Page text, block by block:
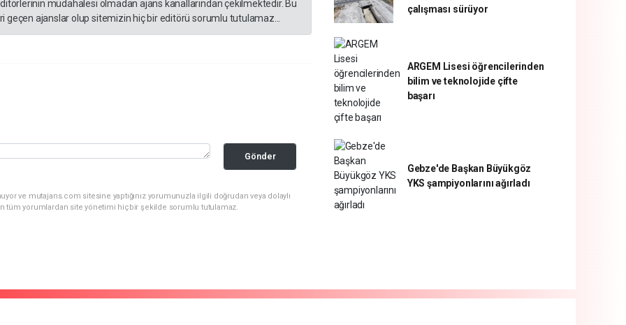
müdahalesi olmadan ajans kanallarından çekilmektedir. Bu
ajanslar olup sitemizin hiç bir editörü sorumlu tutulamaz...
Gönder
ve mutajans.com sitesine yaptığınız yorumunuzla ilgili doğrudan veya dolaylı
tüm yorumlardan site yönetimi hiçbir şekilde sorumlu tutulamaz.
çalışması sürüyor
ARGEM Lisesi öğrencilerinden
bilim ve teknolojide çifte
başarı
Gebze'de Başkan Büyükgöz
YKS şampiyonlarını ağırladı